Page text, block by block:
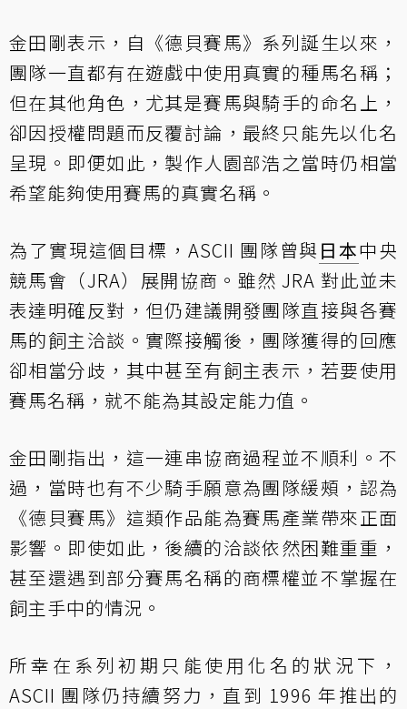
金田剛表示，自《德貝賽馬》系列誕生以來，
團隊一直都有在遊戲中使用真實的種馬名稱；
但在其他角色，尤其是賽馬與騎手的命名上，
卻因授權問題而反覆討論，最終只能先以化名
呈現。即便如此，製作人園部浩之當時仍相當
希望能夠使用賽馬的真實名稱。
為了實現這個目標，ASCII 團隊曾與 日本中央
競馬會（JRA）展開協商。雖然 JRA 對此並未
表達明確反對，但仍建議開發團隊直接與各賽
馬的飼主洽談。實際接觸後，團隊獲得的回應
卻相當分歧，其中甚至有飼主表示，若要使用
賽馬名稱，就不能為其設定能力值。
金田剛指出，這一連串協商過程並不順利。不
過，當時也有不少騎手願意為團隊緩頰，認為
《德貝賽馬》這類作品能為賽馬產業帶來正面
影響。即使如此，後續的洽談依然困難重重，
甚至還遇到部分賽馬名稱的商標權並不掌握在
飼主手中的情況。
所幸在系列初期只能使用化名的狀況下，
ASCII 團隊仍持續努力，直到 1996 年推出的